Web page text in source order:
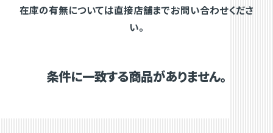
在庫の有無については直接店舗までお問い合わせくださ
い。
条件に一致する商品がありません。